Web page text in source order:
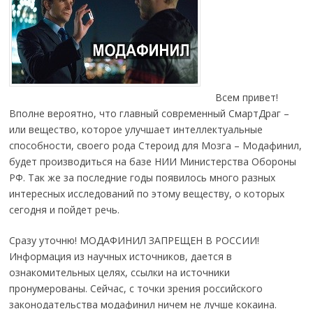
Всем привет!
Вполне вероятно, что главный современный СмартДраг –
или вещество, которое улучшает интеллектуальные
способности, своего рода Стероид для Мозга – Модафинил,
будет производиться на базе НИИ Министерства Обороны
РФ. Так же за последние годы появилось много разных
интересных исследований по этому веществу, о которых
сегодня и пойдет речь.
Сразу уточню! МОДАФИНИЛ ЗАПРЕЩЕН В РОССИИ!
Информация из научных источников, дается в
ознакомительных целях, ссылки на источники
пронумерованы. Сейчас, с точки зрения российского
законодательства модафинил ничем не лучше кокаина.